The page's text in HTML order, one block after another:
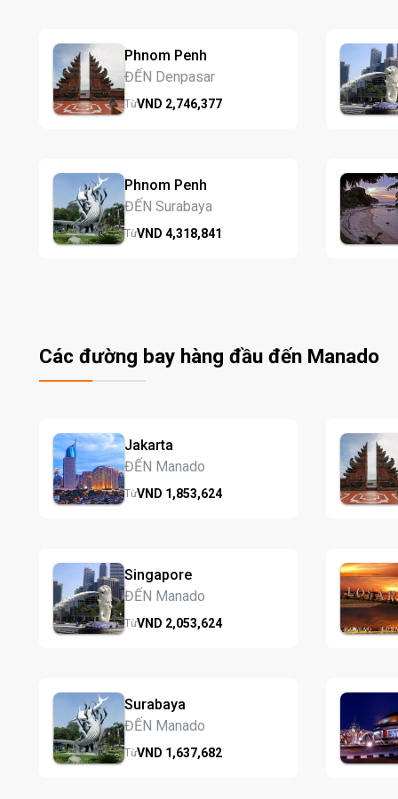
Phnom Penh
ĐẾN Denpasar
TừVND 2,746,377
Phnom Penh
ĐẾN Surabaya
TừVND 4,318,841
Các đường bay hàng đầu đến Manado
Jakarta
ĐẾN Manado
TừVND 1,853,624
Singapore
ĐẾN Manado
TừVND 2,053,624
Surabaya
ĐẾN Manado
TừVND 1,637,682